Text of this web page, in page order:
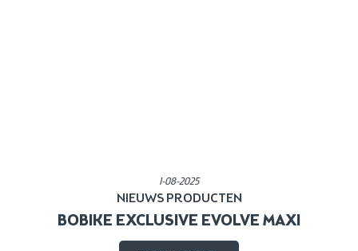
Gepubliceerd in:
1-08-2025
NIEUWS PRODUCTEN
BOBIKE EXCLUSIVE EVOLVE MAXI